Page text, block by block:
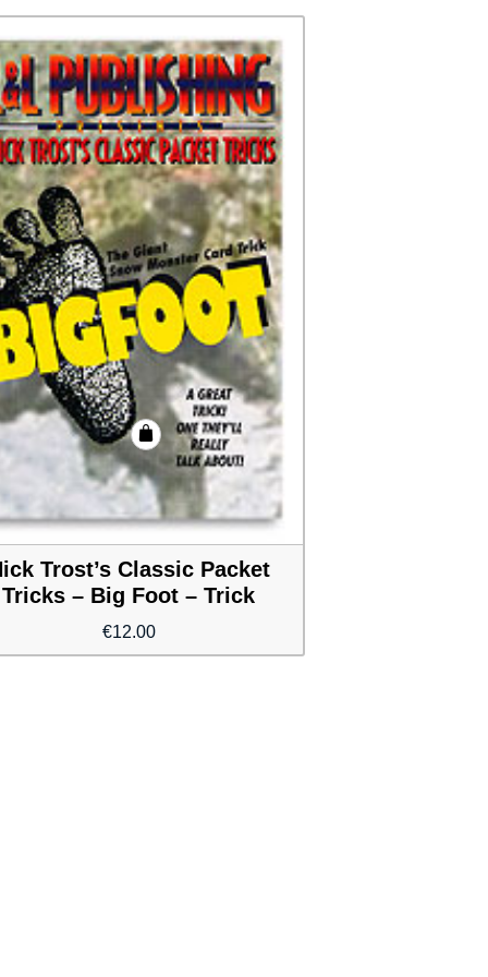
Trost’s Classic Packet
Tricks – Big Foot – Trick
€12.00